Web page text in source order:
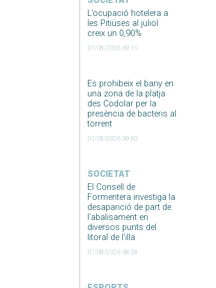
L’ocupació hotelera a
les Pitiüses al juliol
creix un 0,90%
07/08/2026 09:15
Es prohibeix el bany en
una zona de la platja
des Codolar per la
presència de bacteris al
torrent
07/08/2026 09:03
SOCIETAT
El Consell de
Formentera investiga la
desaparició de part de
l’abalisament en
diversos punts del
litoral de l’illa
07/08/2026 08:28